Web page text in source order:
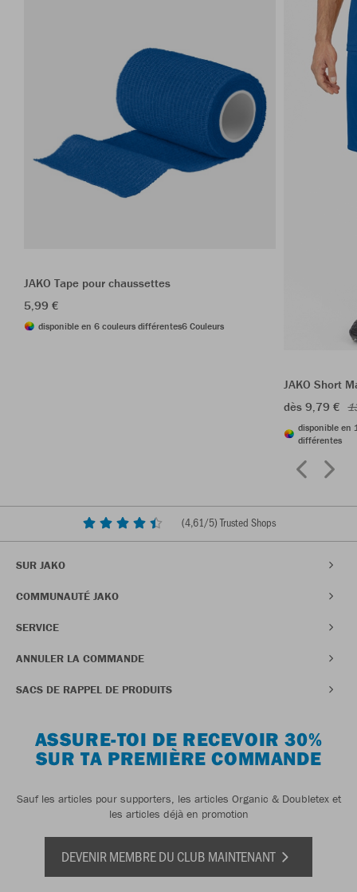
JAKO Tape pour chaussettes
5,99 €
disponible en 6 couleurs différentes6 Couleurs
JAKO Short
dès 9,79 €
disponible en
différentes
(4,61/5) Trusted Shops
SUR JAKO
COMMUNAUTÉ JAKO
SERVICE
ANNULER LA COMMANDE
SACS DE RAPPEL DE PRODUITS
ASSURE-TOI DE RECEVOIR 30%
SUR TA PREMIÈRE COMMANDE
Sauf les articles pour supporters, les articles Organic & Doubletex et
les articles déjà en promotion
DEVENIR MEMBRE DU CLUB MAINTENANT